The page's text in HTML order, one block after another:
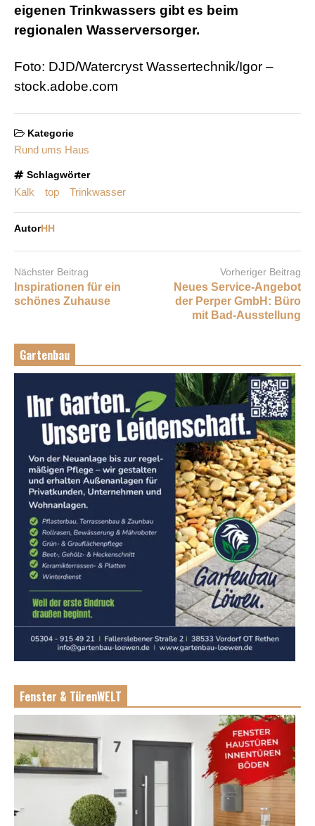
eigenen Trinkwassers gibt es beim
regionalen Wasserversorger.
Foto: DJD/Watercryst Wassertechnik/Igor –
stock.adobe.com
Kategorie
Rund ums Haus
Schlagwörter
Kalk top Trinkwasser
AutorHH
Nächster Beitrag
Inspirationen für ein
schönes Zuhause
Vorheriger Beitrag
Neues Service-Angebot
der Perper GmbH: Büro
mit Bad-Ausstellung
Gartenbau
Fenster & TürenWELT